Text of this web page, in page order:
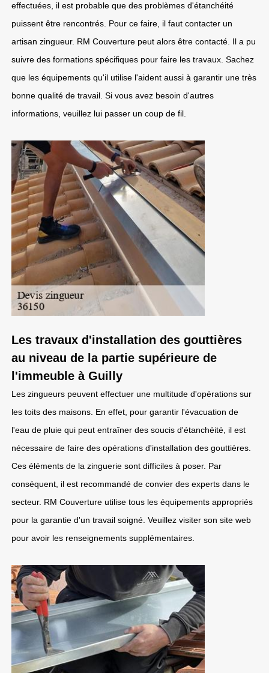
effectuées, il est probable que des problèmes d'étanchéité
puissent être rencontrés. Pour ce faire, il faut contacter un
artisan zingueur. RM Couverture peut alors être contacté. Il a pu
suivre des formations spécifiques pour faire les travaux. Sachez
que les équipements qu'il utilise l'aident aussi à garantir une très
bonne qualité de travail. Si vous avez besoin d'autres
informations, veuillez lui passer un coup de fil.
Les travaux d'installation des gouttières
au niveau de la partie supérieure de
l'immeuble à Guilly
Les zingueurs peuvent effectuer une multitude d'opérations sur
les toits des maisons. En effet, pour garantir l'évacuation de
l'eau de pluie qui peut entraîner des soucis d'étanchéité, il est
nécessaire de faire des opérations d'installation des gouttières.
Ces éléments de la zinguerie sont difficiles à poser. Par
conséquent, il est recommandé de convier des experts dans le
secteur. RM Couverture utilise tous les équipements appropriés
pour la garantie d'un travail soigné. Veuillez visiter son site web
pour avoir les renseignements supplémentaires.